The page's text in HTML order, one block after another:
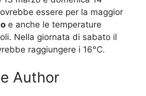
essere per la maggior
e anche le temperature
Nella giornata di sabato il
raggiungere i 16°C.
Author